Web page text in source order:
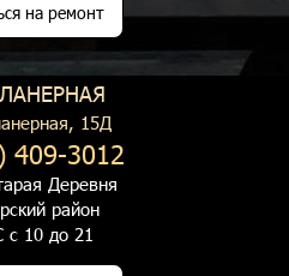
на ремонт
15Д
409-3012
Деревня
район
с 10 до 21